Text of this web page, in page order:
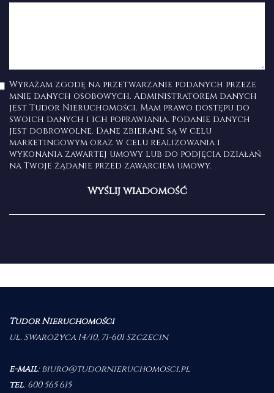
Wyrażam zgodę na przetwarzanie podanych przeze
mnie danych osobowych. Administratorem danych
jest Tudor Nieruchomości. Mam prawo dostępu do
swoich danych i ich poprawiania. Podanie danych
jest dobrowolne. Dane zbierane są w celu
marketingowym oraz w celu realizowania i
wykonania zawartej umowy lub do podjęcia działań
na Twoje żądanie przed zawarciem umowy.
Tudor Nieruchomości
ul. Swarożyca 14/10, 71-601 Szczecin
e-mail:biuro@tudornieruchomosci.pl
tel. 600 565 615